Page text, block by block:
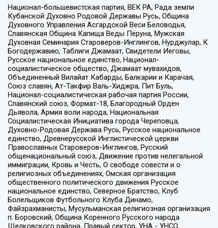
Национал-большевистская партия, ВЕК РА, Рада земли
Кубанской Духовно Родовой Державы Русь, Община
Духовного Управления Асгардской Веси Беловодья,
Славянская Община Капища Веды Перуна, Мужская
Духовная Семинария Староверов-Инглингов, Нурджулар, К
Богодержавию, Таблиги Джамаат, Свидетели Иеговы,
Русское национальное единство, Национал-
социалистическое общество, Джамаат мувахидов,
Объединенный Вилайат Кабарды, Балкарии и Карачая,
Союз славян, Ат-Такфир Валь-Хиджра, Пит Буль,
Национал-социалистическая рабочая партия России,
Славянский союз, Формат-18, Благородный Орден
Дьявола, Армия воли народа, Национальная
Социалистическая Инициатива города Череповца,
Духовно-Родовая Держава Русь, Русское национальное
единство, Древнерусской Инглистической церкви
Православных Староверов-Инглингов, Русский
общенациональный союз, Движение против нелегальной
иммиграции, Кровь и Честь, О свободе совести и о
религиозных объединениях, Омская организация
общественного политического движения Русское
национальное единство, Северное Братство, Клуб
Болельщиков Футбольного Клуба Динамо,
Файзрахманисты, Мусульманская религиозная организация
п. Боровский, Община Коренного Русского народа
Щелковского района, Правый сектор, УНА - УНСО,